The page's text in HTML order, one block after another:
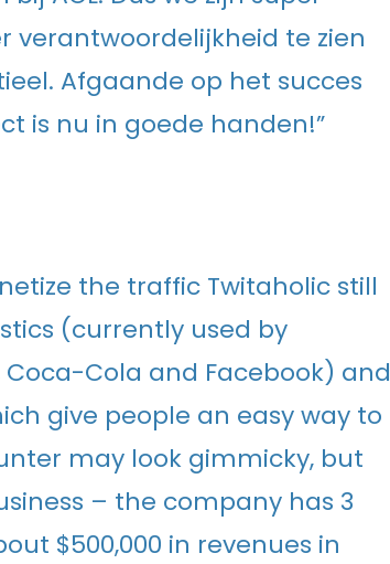
verantwoordelijkheid te zien
Afgaande op het succes
is nu in goede handen!”
the traffic Twitaholic still
(currently used by
Cola and Facebook) and
give people an easy way to
may look gimmicky, but
– the company has 3
$500,000 in revenues in